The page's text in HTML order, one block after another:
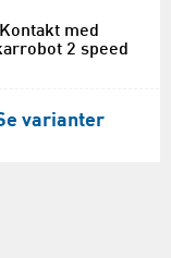
Kontakt med
2 speed
varianter